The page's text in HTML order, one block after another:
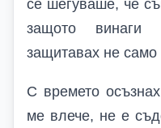
се шегуваше, че
защото винаги
защитавах не само
С времето
ме влече, не е